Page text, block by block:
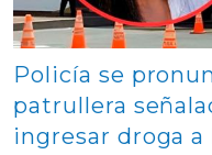
Policía se
patrullera
ingresar droga